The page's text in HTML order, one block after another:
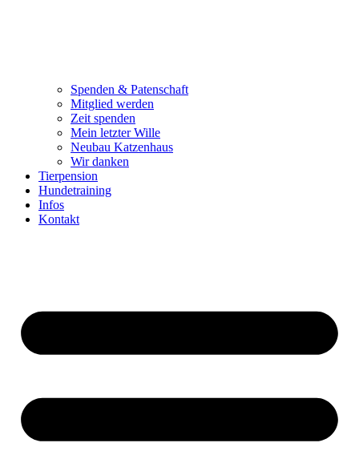
Spenden & Patenschaft
Mitglied werden
Zeit spenden
Mein letzter Wille
Neubau Katzenhaus
Wir danken
Tierpension
Hundetraining
Infos
Kontakt